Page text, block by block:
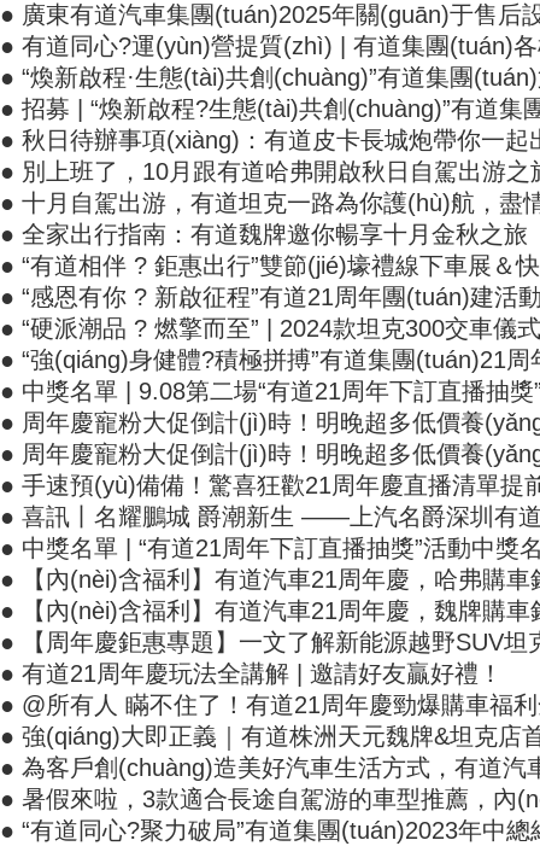
● 廣東有道汽車集團(tuán)2025年關(guān)于售后
● 有道同心?運(yùn)營提質(zhì) | 有道集團(tuán)
● “煥新啟程·生態(tài)共創(chuàng)”有道集團
● 招募 | “煥新啟程?生態(tài)共創(chuàng)”有道
● 秋日待辦事項(xiàng)：有道皮卡長城炮帶你一起
● 別上班了，10月跟有道哈弗開啟秋日自駕出游之
● 十月自駕出游，有道坦克一路為你護(hù)航，盡情
● 全家出行指南：有道魏牌邀你暢享十月金秋之旅
● “有道相伴 ? 鉅惠出行”雙節(jié)壕禮線下車展＆
● “感恩有你 ? 新啟征程”有道21周年團(tuán)建活
● “硬派潮品 ? 燃擎而至” | 2024款坦克300交車儀
● “強(qiáng)身健體?積極拼搏”有道集團(tuán)21
● 中獎名單 | 9.08第二場“有道21周年下訂直播抽
● 周年慶寵粉大促倒計(jì)時！明晚超多低價養
● 周年慶寵粉大促倒計(jì)時！明晚超多低價養
● 手速預(yù)備備！驚喜狂歡21周年慶直播清單提
● 喜訊丨名耀鵬城 爵潮新生 ——上汽名爵深圳有
● 中獎名單 | “有道21周年下訂直播抽獎”活動中獎名單
● 【內(nèi)含福利】有道汽車21周年慶，哈弗購車
● 【內(nèi)含福利】有道汽車21周年慶，魏牌購
● 【周年慶鉅惠專題】一文了解新能源越野SUV坦
● 有道21周年慶玩法全講解 | 邀請好友贏好禮！
● @所有人 瞞不住了！有道21周年慶勁爆購車福
● 強(qiáng)大即正義｜有道株洲天元魏牌&坦克店
● 為客戶創(chuàng)造美好汽車生活方式，有道
● 暑假來啦，3款適合長途自駕游的車型推薦，內
● “有道同心?聚力破局”有道集團(tuán)2023年中